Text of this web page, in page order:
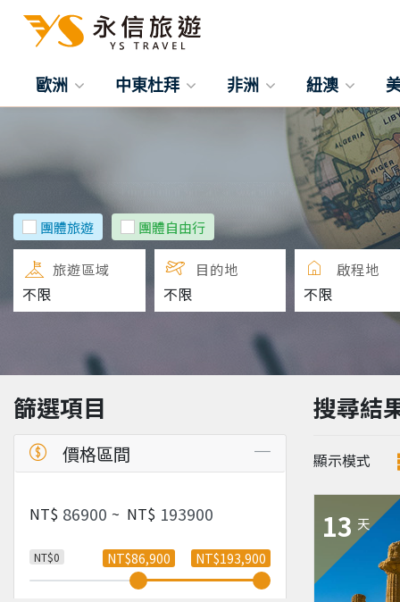
歐洲 中東杜拜 非洲 紐澳
團體旅遊 團體自由行
旅遊區域 目的地 啟程地
篩選項目
價格區間
NT$ ~ NT$
NT$0 NT$86,900 NT$193,900
搜尋結
顯示模式
13 天